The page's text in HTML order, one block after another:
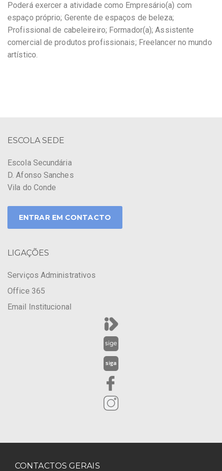
Poderá exercer a atividade como Empresário(a) com
espaço próprio; Gerente de espaços de beleza;
Profissional de cabeleireiro; Formador(a); Assistente
comercial de produtos profissionais; Freelancer no mundo
artístico.
ESCOLA SEDE
Escola Secundária
D. Afonso Sanches
Vila do Conde
ENTRAR EM CONTACTO
LIGAÇÕES
Serviços Administrativos
Office 365
Email Institucional
CONTACTOS GERAIS